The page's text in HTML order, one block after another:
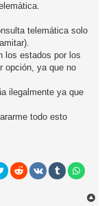
telemática solo
los estados por los
opción, ya que no
ilegalmente ya que
todo esto